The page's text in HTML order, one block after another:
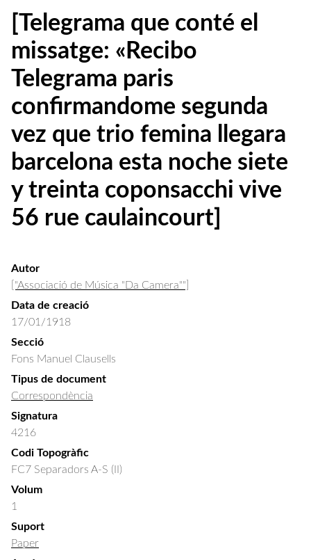
[Telegrama que conté el
missatge: «Recibo
Telegrama paris
confirmandome segunda
vez que trio femina llegara
barcelona esta noche siete
y treinta coponsacchi vive
56 rue caulaincourt]
Autor
["Associació de Música "Da Camera""]
Data de creació
17/01/1918
Secció
Fons Manuel Clausells
Tipus de document
Correspondència
Signatura
4216
Codi Topogràfic
FC7 Separadors A-S (II)
Volum
1
Suport
Paper